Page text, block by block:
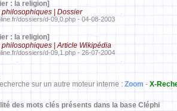
: la religion]
philosophiques | Dossier
dossiers/d-09,0.php - 04-08-2003
: la religion]
philosophiques | Article Wikipédia
dossiers/d-09,1.php - 26-07-2004
sur un autre moteur interne : Zoom - X-
des mots clés présents dans la base Cléphi